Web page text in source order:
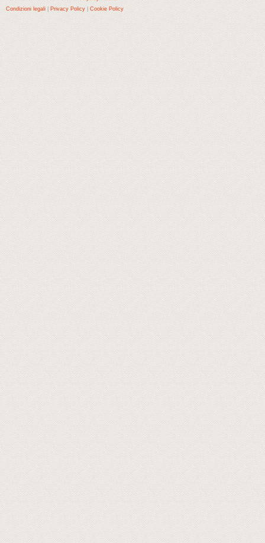
Condizioni legali
Privacy Policy Cookie Policy